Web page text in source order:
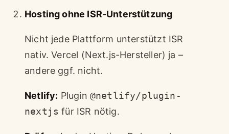
Hosting ohne ISR-Unterstützung
Nicht jede Plattform unterstützt ISR
nativ. Vercel (Next.js-Hersteller) ja –
andere ggf. nicht.
Netlify: Plugin @netlify/plugin-
nextjs für ISR nötig.